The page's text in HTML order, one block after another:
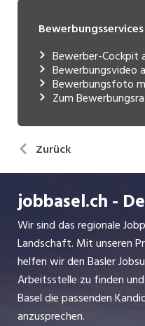
Bewerbungsservices
Bewerber-Cockpit
Bewerbungsvideo
Bewerbungsfoto
Zum
Zurück
jobbasel.ch -
Wir sind das regionale
Landschaft. Mit unseren
helfen wir den Basler
Arbeitsstelle zu finden
Basel die passenden
anzusprechen.